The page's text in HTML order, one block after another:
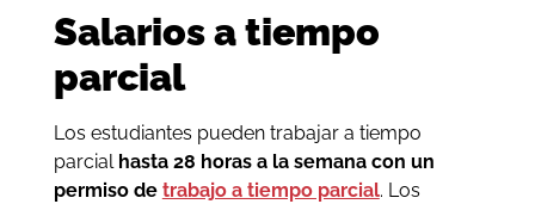
Salarios a tiempo
parcial
Los estudiantes pueden trabajar a tiempo
parcial hasta 28 horas a la semana con un
permiso de trabajo a tiempo parcial. Los